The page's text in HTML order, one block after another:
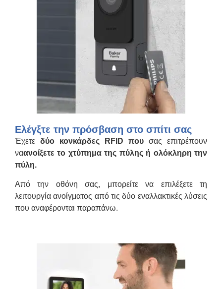
Ελέγξτε την πρόσβαση στο σπίτι σας
Έχετε δύο κονκάρδες RFID που σας επιτρέπουν
ναανοίξετε το χτύπημα της πύλης ή ολόκληρη την
πύλη.
Από την οθόνη σας, μπορείτε να επιλέξετε τη
λειτουργία ανοίγματος από τις δύο εναλλακτικές λύσεις
που αναφέρονται παραπάνω.